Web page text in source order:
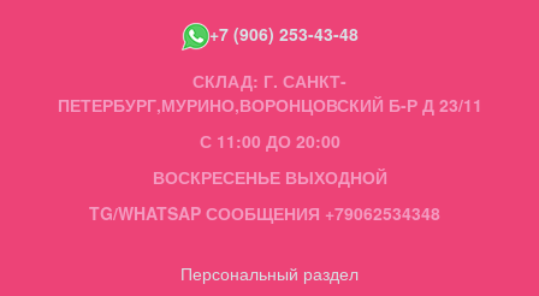
+7 (906) 253-43-48
СКЛАД: Г. САНКТ-
ПЕТЕРБУРГ,МУРИНО,ВОРОНЦОВСКИЙ Б-Р Д 23/11
С 11:00 ДО 20:00
ВОСКРЕСЕНЬЕ ВЫХОДНОЙ
TG/WHATSAP СООБЩЕНИЯ +79062534348
Персональный раздел